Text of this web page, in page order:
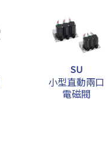
SU
小型直動兩口
電磁閥